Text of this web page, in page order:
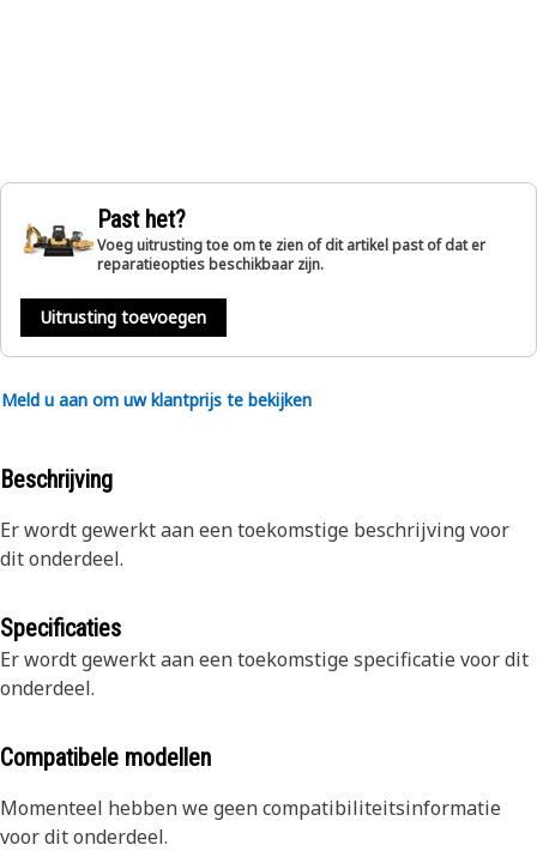
Past het?
Voeg uitrusting toe om te zien of dit artikel past of dat er
reparatieopties beschikbaar zijn.
Uitrusting toevoegen
Meld u aan om uw klantprijs te bekijken
Beschrijving
Er wordt gewerkt aan een toekomstige beschrijving voor
dit onderdeel.
Specificaties
Er wordt gewerkt aan een toekomstige specificatie voor dit
onderdeel.
Compatibele modellen
Momenteel hebben we geen compatibiliteitsinformatie
voor dit onderdeel.